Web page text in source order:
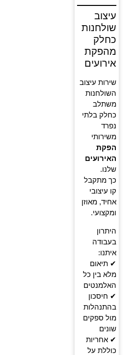
עיצוב
שולחנות
כחלק
מהפקת
אירועים
שירות עיצוב
השולחנות
משתלב
כחלק בלתי
נפרד
משירותי
הפקת
האירועים
שלנו.
כך מתקבל
קו עיצובי
אחיד, מאוזן
ומקצועי.
היתרון
בעבודה
איתנו:
✔ תיאום
מלא בין כל
האלמנטים
✔ חיסכון
בהתנהלות
מול ספקים
שונים
✔ אחריות
כוללת על